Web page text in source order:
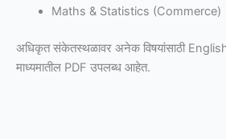
Maths & Statistics (Commerce)
अधिकृत संकेतस्थळावर अनेक विषयांसाठी
माध्यमातील PDF उपलब्ध आहेत.